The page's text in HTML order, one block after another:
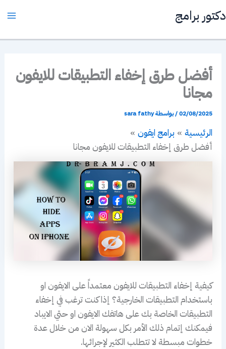
إلى
دكتور برامج
أفضل طرق إخفاء التطبيقات للايفون
مجانا
02/08/2025/ بواسطةsara fathy
الرئيسية
برامج ايفون
أفضل طرق إخفاء التطبيقات للايفون مجانا
كيفية إخفاء التطبيقات للايفون معتمداً على الايفون او
باستخدام التطبيقات الخارجية؟ إذا كنت ترغب في إخفاء
التطبيقات الخاصة بك على هاتفك الايفون او حتي الايباد
فيمكنك إتمام ذلك الأمر بكل سهولة الان من خلال عدة
خطوات مبسطة لا تتطلب الكثير لإجرائها.